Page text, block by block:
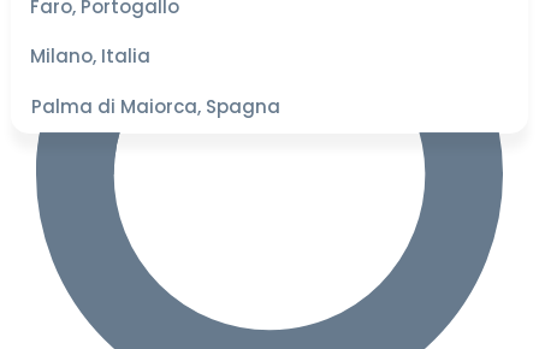
Faro, Portogallo
Milano, Italia
Palma di Maiorca, Spagna
tariffe